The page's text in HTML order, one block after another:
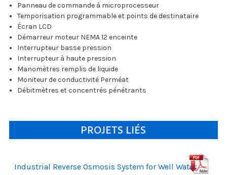
Panneau de commande à microprocesseur
Temporisation programmable et points de destinataire
Écran LCD
Démarreur moteur NEMA 12 enceinte
Interrupteur basse pression
Interrupteur à haute pression
Manomètres remplis de liquide
Moniteur de conductivité Perméat
Débitmètres et concentrés pénétrants
PROJETS LIÉS
Industrial Reverse Osmosis System for Well Water